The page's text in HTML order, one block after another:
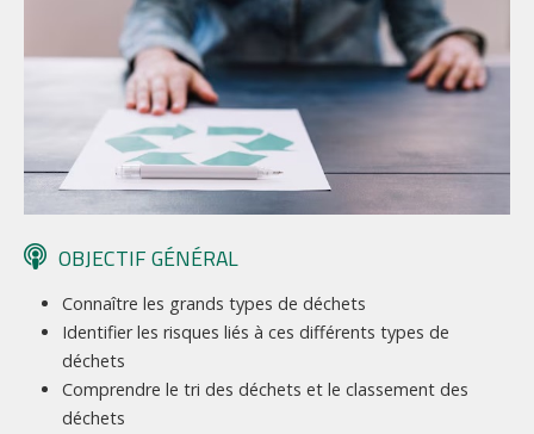
OBJECTIF GÉNÉRAL
Connaître les grands types de déchets
Identifier les risques liés à ces différents types de
déchets
Comprendre le tri des déchets et le classement des
déchets